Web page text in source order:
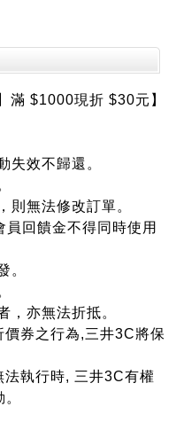
滿 $1000現折 $30元】
失效不歸還。
則無法修改訂單。
回饋金不得同時使用
。
，亦無法折抵。
券之行為,三井3C將保
執行時, 三井3C有權